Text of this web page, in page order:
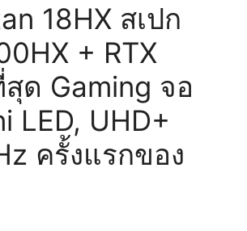
18HX สเปก
+ RTX
ด Gaming จอ
LED, UHD+
ครั้งแรกของ